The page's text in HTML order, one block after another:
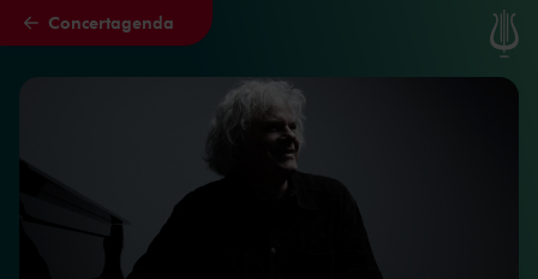
Naar hoofdcontent
Concertagenda